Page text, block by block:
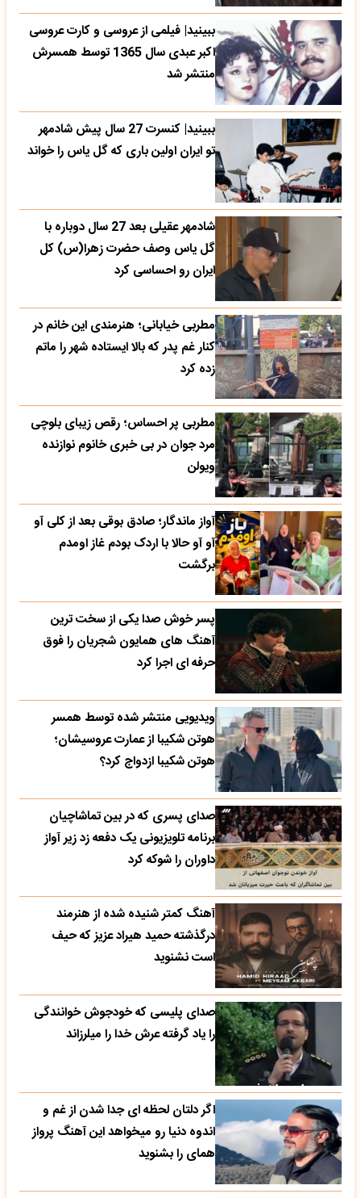
ببینید| فیلمی از عروسی و کارت عروسی
اکبر عبدی سال 1365 توسط همسرش
منتشر شد
ببینید| کنسرت 27 سال پیش شادمهر
تو ایران اولین باری که گل یاس را خواند
شادمهر عقیلی بعد 27 سال دوباره با
گل یاس وصف حضرت زهرا(س) کل
ایران رو احساسی کرد
مطربی خیابانی؛ هنرمندی این خانم در
کنار غم پدر که بالا ایستاده شهر را ماتم
زده کرد
مطربی پر احساس؛ رقص زیبای بلوچی
مرد جوان در بی خبری خانوم نوازنده
ویولن
آواز ماندگار؛ صادق بوقی بعد از کلی آو
آو آو حالا با اردک بودم غاز اومدم
برگشت
پسر خوش صدا یکی از سخت ترین
آهنگ های همایون شجریان را فوق
حرفه ای اجرا کرد
ویدیویی منتشر شده توسط همسر
هوتن شکیبا از عمارت عروسیشان؛
هوتن شکیبا ازدواج کرد؟
صدای پسری که در بین تماشاچیان
برنامه تلویزیونی یک دفعه زد زیر آواز
داوران را شوکه کرد
آهنگ کمتر شنیده شده از هنرمند
درگذشته حمید هیراد عزیز که حیف
است نشنوید
صدای پلیسی که خودجوش خوانندگی
را یاد گرفته عرش خدا را میلرزاند
اگر دلتان لحظه ای جدا شدن از غم و
اندوه دنیا رو میخواهد این آهنگ پرواز
همای را بشنوید